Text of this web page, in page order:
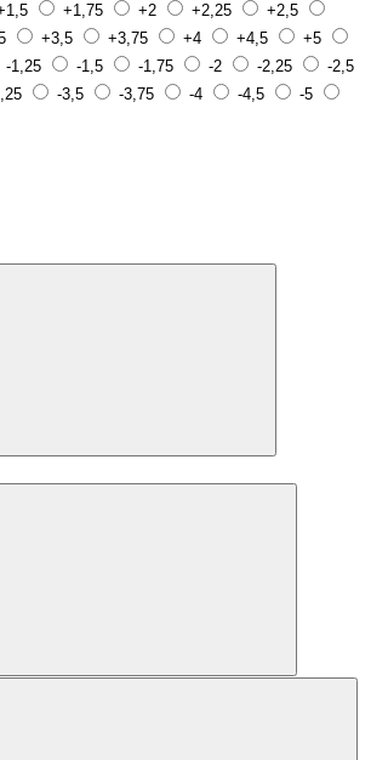
+1,75 +2 +2,25
+2,5
+3,5 +3,75 +4 +4,5
+5
-1,25 -1,5 -1,75 -2 -2,25
-2,5
-3,5 -3,75 -4 -4,5
-5